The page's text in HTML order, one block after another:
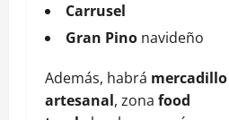
Carrusel
Gran Pino navideño
Además, habrá mercadillo
artesanal, zona food